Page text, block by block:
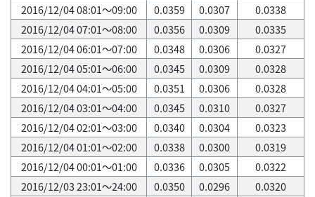
2016/12/04 08:01～09:00
0.0359 0.0307
0.0338
2016/12/04 07:01～08:00
0.0356 0.0309
0.0335
2016/12/04 06:01～07:00
0.0348 0.0306
0.0327
2016/12/04 05:01～06:00
0.0345 0.0309
0.0328
2016/12/04 04:01～05:00
0.0351 0.0306
0.0328
2016/12/04 03:01～04:00
0.0345 0.0310
0.0327
2016/12/04 02:01～03:00
0.0340 0.0304
0.0323
2016/12/04 01:01～02:00
0.0338 0.0300
0.0319
2016/12/04 00:01～01:00
0.0336 0.0305
0.0322
2016/12/03 23:01～24:00
0.0350 0.0296
0.0320